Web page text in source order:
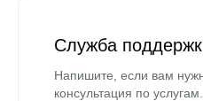
Служба
Напишите, если вам
консультация по услугам.